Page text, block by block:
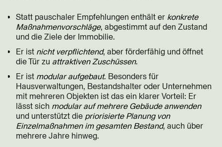
Statt pauschaler Empfehlungen enthält er konkrete
Maßnahmenvorschläge, abgestimmt auf den Zustand
und die Ziele der Immobilie.
Er ist nicht verpflichtend, aber förderfähig und öffnet
die Tür zu attraktiven Zuschüssen.
Er ist modular aufgebaut. Besonders für
Hausverwaltungen, Bestandshalter oder Unternehmen
mit mehreren Objekten ist das ein klarer Vorteil: Er
lässt sich modular auf mehrere Gebäude anwenden
und unterstützt die priorisierte Planung von
Einzelmaßnahmen im gesamten Bestand, auch über
mehrere Jahre hinweg.